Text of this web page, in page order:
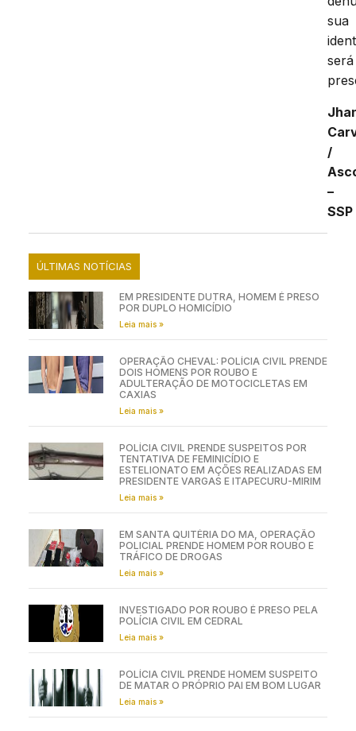
sua
será
/
–
SSP
ÚLTIMAS NOTÍCIAS
EM PRESIDENTE DUTRA, HOMEM É PRESO
POR DUPLO HOMICÍDIO
Leia mais »
OPERAÇÃO CHEVAL: POLÍCIA CIVIL PRENDE
DOIS HOMENS POR ROUBO E
ADULTERAÇÃO DE MOTOCICLETAS EM
CAXIAS
Leia mais »
POLÍCIA CIVIL PRENDE SUSPEITOS POR
TENTATIVA DE FEMINICÍDIO E
ESTELIONATO EM AÇÕES REALIZADAS EM
PRESIDENTE VARGAS E ITAPECURU-MIRIM
Leia mais »
EM SANTA QUITÉRIA DO MA, OPERAÇÃO
POLICIAL PRENDE HOMEM POR ROUBO E
TRÁFICO DE DROGAS
Leia mais »
INVESTIGADO POR ROUBO É PRESO PELA
POLÍCIA CIVIL EM CEDRAL
Leia mais »
POLÍCIA CIVIL PRENDE HOMEM SUSPEITO
DE MATAR O PRÓPRIO PAI EM BOM LUGAR
Leia mais »